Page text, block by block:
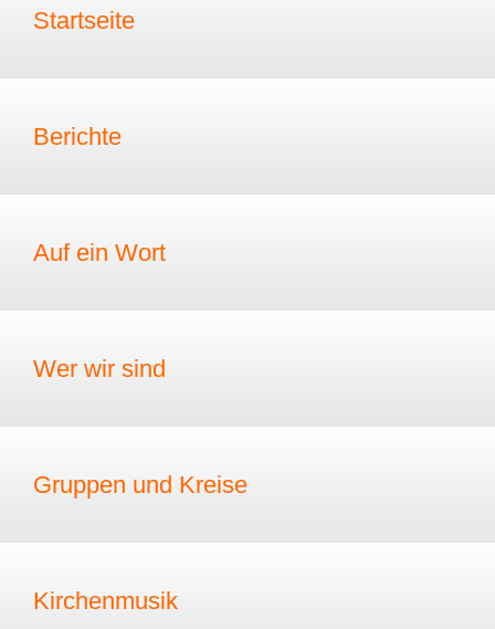
Startseite
Berichte
Auf ein Wort
Wer wir sind
Gruppen und Kreise
Kirchenmusik